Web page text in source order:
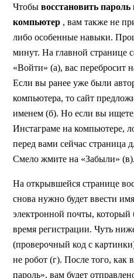
Чтобы восстановить
компьютер , вам также не
либо особенные навыки.
минут. На главной странице
«Войти» (а), вас перебросит
Если вы ранее уже были
компьютера, то сайт
именем (б). Но если вы
Инстаграме на компьютере,
перед вами сейчас страница
Смело жмите на «Забыли» (в).
На открывшейся странице
снова нужно будет ввести
электронной почты,
время регистрации. Чуть
(проверочный код с
не робот (г). После того, как
пароль», вам будет